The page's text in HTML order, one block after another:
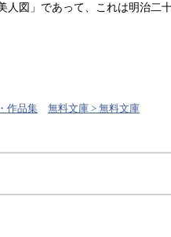
図」であって、これは明治二
作品集 無料文庫 > 無料文庫